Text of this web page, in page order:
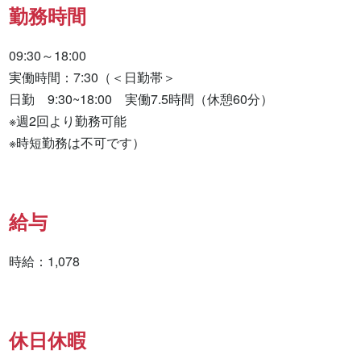
勤務時間
09:30～18:00
実働時間：7:30（＜日勤帯＞
日勤　9:30~18:00　実働7.5時間（休憩60分）
※週2回より勤務可能
※時短勤務は不可です）
給与
時給：1,078
休日休暇